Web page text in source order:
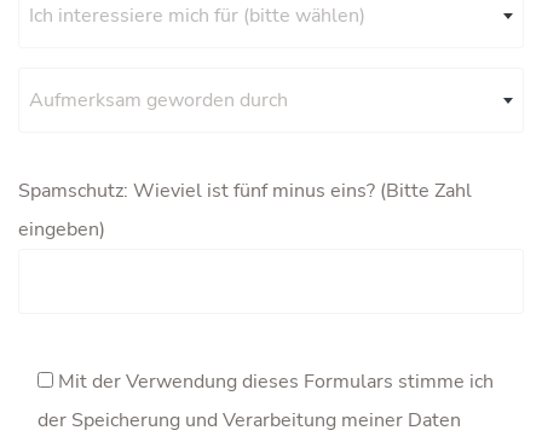
Ich interessiere mich für (bitte wählen)
Aufmerksam geworden durch
Spamschutz: Wieviel ist fünf minus eins? (Bitte Zahl
eingeben)
Mit der Verwendung dieses Formulars stimme ich
der Speicherung und Verarbeitung meiner Daten